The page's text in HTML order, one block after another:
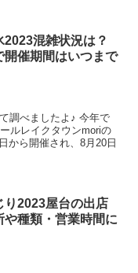
2023混雑状況は？
開催期間はいつまで
調べましたよ♪ 今年で
ルレイクタウンmoriの
から開催され、8月20日
り2023屋台の出店
や種類・営業時間に